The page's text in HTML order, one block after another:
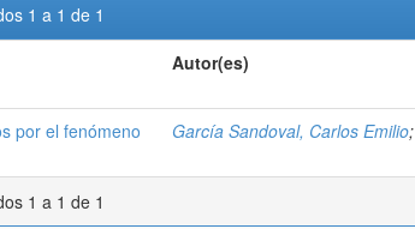
1 a 1 de 1
Autor(es)
por el fenómeno
García Sandoval, Carlos Emilio;
1 a 1 de 1